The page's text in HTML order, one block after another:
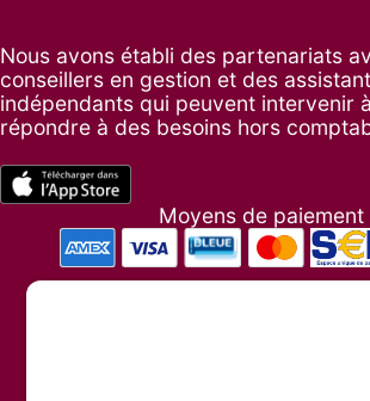
Nous avons établi des partenariats
conseillers en gestion et des
indépendants qui peuvent intervenir
répondre à des besoins hors
Moyens de paiement